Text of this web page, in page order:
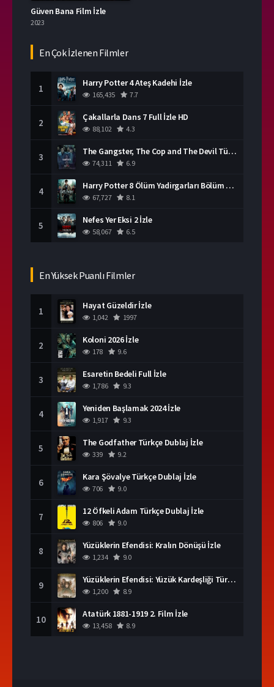
Güven Bana Film İzle
2023
En Çok İzlenen Filmler
1 Harry Potter 4 Ateş Kadehi İzle
165,435 7.7
2 Çakallarla Dans 7 Full İzle HD
88,102 4.3
3 The Gangster, The Cop and The Devil Türkçe Dublaj İzle
74,311 6.9
4 Harry Potter 8 Ölüm Yadirgarları Bölüm 2 İzle
67,727 8.1
5 Nefes Yer Eksi 2 İzle
58,067 6.5
En Yüksek Puanlı Filmler
1 Hayat Güzeldir İzle
1,042 1997
2 Koloni 2026 İzle
178 9.6
3 Esaretin Bedeli Full İzle
1,786 9.3
4 Yeniden Başlamak 2024 İzle
1,917 9.3
5 The Godfather Türkçe Dublaj İzle
339 9.2
6 Kara Şövalye Türkçe Dublaj İzle
706 9.0
7 12 Öfkeli Adam Türkçe Dublaj İzle
806 9.0
8 Yüzüklerin Efendisi: Kralın Dönüşü İzle
1,234 9.0
9 Yüzüklerin Efendisi: Yüzük Kardeşliği Türkçe Dublaj İzle
1,200 8.9
10 Atatürk 1881-1919 2. Film İzle
13,458 8.9